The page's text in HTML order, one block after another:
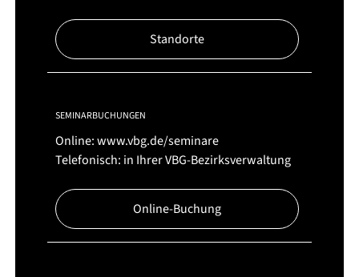
Standorte
SEMINARBUCHUNGEN
Online:www.vbg.de/seminare
Telefonisch: in Ihrer VBG-Bezirksverwaltung
Online-Buchung